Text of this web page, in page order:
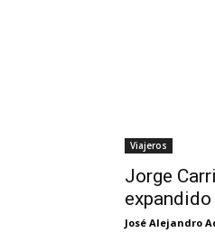
Viajeros
Jorge
expandido
José Alejandro